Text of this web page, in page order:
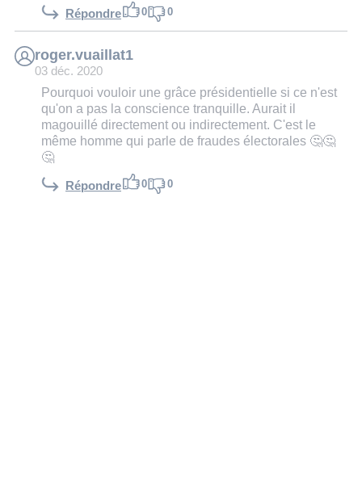
Répondre 0 0
roger.vuaillat1
03 déc. 2020
Pourquoi vouloir une grâce présidentielle si ce n'est
qu'on a pas la conscience tranquille. Aurait il
magouillé directement ou indirectement. C'est le
même homme qui parle de fraudes électorales 🤔🤔
🤔
Répondre 0 0